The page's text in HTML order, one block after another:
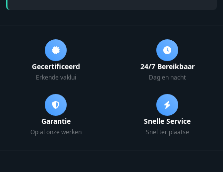
Gecertificeerd
Erkende vaklui
24/7 Bereikbaar
Dag en nacht
Garantie
Op al onze werken
Snelle Service
Snel ter plaatse